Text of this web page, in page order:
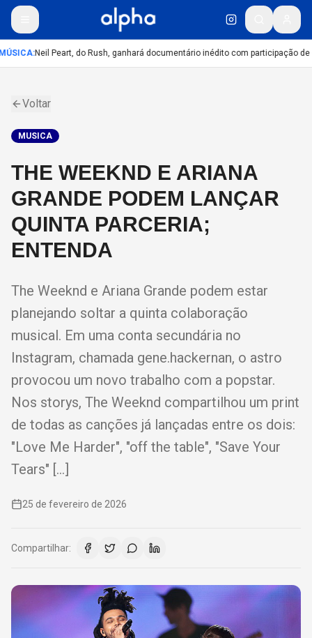
:Neil Peart, do Rush, ganhará documentário inédito com participação de
Voltar
MUSICA
THE WEEKND E ARIANA
GRANDE PODEM LANÇAR
QUINTA PARCERIA;
ENTENDA
The Weeknd e Ariana Grande podem estar
planejando soltar a quinta colaboração
musical. Em uma conta secundária no
Instagram, chamada gene.hackernan, o astro
provocou um novo trabalho com a popstar.
Nos storys, The Weeknd compartilhou um print
de todas as canções já lançadas entre os dois:
"Love Me Harder", "off the table", "Save Your
Tears" […]
25 de fevereiro de 2026
Compartilhar: